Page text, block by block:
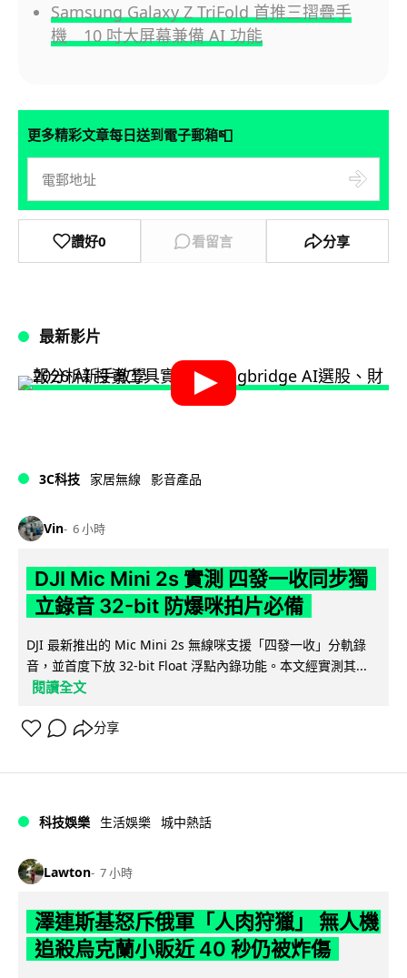
Samsung Galaxy Z TriFold 首推三摺疊手
機 10 吋大屏幕兼備 AI 功能
更多精彩文章每日送到電子郵箱📮
讚好0 看留言 分享
最新影片
3C科技 家居無線 影音產品
Vin 6 小時
DJI Mic Mini 2s 實測 四發一收同步獨
立錄音 32-bit 防爆咪拍片必備
DJI 最新推出的 Mic Mini 2s 無線咪支援「四發一收」分軌錄
音，並首度下放 32-bit Float 浮點內錄功能。本文經實測其...
閱讀全文
分享
科技娛樂 生活娛樂 城中熱話
Lawton 7 小時
澤連斯基怒斥俄軍「人肉狩獵」 無人機
追殺烏克蘭小販近 40 秒仍被炸傷